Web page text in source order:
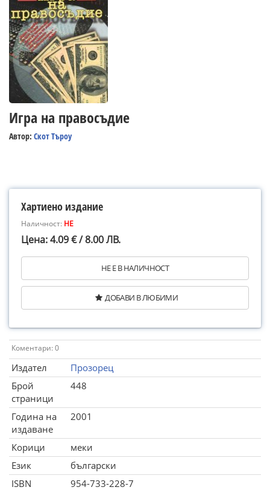
Игра на правосъдие
Автор: Скот Търоу
Хартиено издание
Наличност: НЕ
Цена: 4.09 € / 8.00 ЛВ.
НЕ Е В НАЛИЧНОСТ
ДОБАВИ В ЛЮБИМИ
Коментари: 0
Издател
Прозорец
Брой
страници
448
Година на
издаване
2001
Корици
меки
Език
български
ISBN
954-733-228-7